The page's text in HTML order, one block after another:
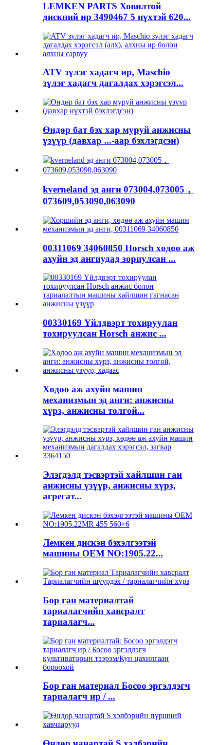
LEMKEN PARTS Ховилтой
дискний ир 3490467 5 нүхтэй 620...
ATV зүлэг хадагч ир, Maschio
зүлэг хадагч дагалдах хэрэгсэл...
Өндөр бат бэх хар муруй анжисны
үзүүр (давхар ...-аар бэхлэгдсэн)
kverneland эд анги 073004,073005，
073609,053090,063090
00311069 34060850 Horsch хөдөө аж
ахуйн эд ангиудад зориулсан ...
00330169 Үйлдвэрт тохируулан
тохируулсан Horsch анжис ...
Хөдөө аж ахуйн машин
механизмын эд анги: анжисны
хүрз, анжисны толгой...
Элэгдэлд тэсвэртэй хайлшин ган
анжисны үзүүр, анжисны хүрз,
агрегат...
Лемкен дискэн бэхэлгээтэй
машины OEM NO:1905.22...
Бор ган материалтай
тариалагчийн хавсралт
тариалагч...
Бор ган материал Босоо эргэлдэгч
тариалагч ир / ...